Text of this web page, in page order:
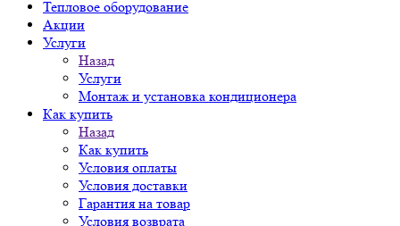
Тепловое оборудование
Акции
Услуги
Назад
Услуги
Монтаж и установка кондиционера
Как купить
Назад
Как купить
Условия оплаты
Условия доставки
Гарантия на товар
Условия возврата